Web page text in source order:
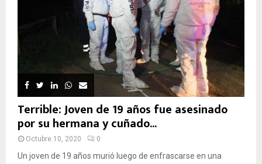
Terrible: Joven de 19 años fue asesinado
por su hermana y cuñado...
Octubre 10, 2020 0
Un joven de 19 años murió luego de enfrascarse en una